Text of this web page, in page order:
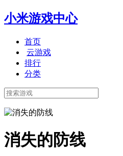
小米游戏中心
首页
云游戏
排行
分类
消失的防线